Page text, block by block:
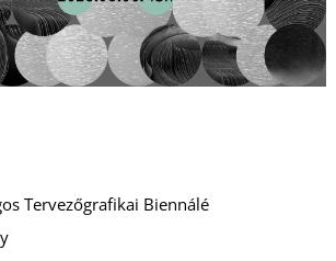
Tervezőgrafikai Biennálé